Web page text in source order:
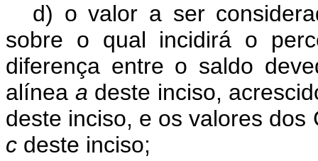
d) o valor a ser
sobre o qual incidirá o
diferença entre o saldo
alínea a deste inciso,
deste inciso, e os valores
c deste inciso;